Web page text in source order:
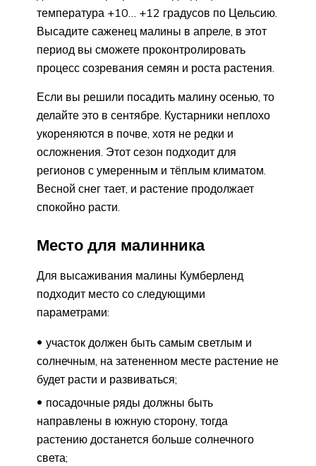
температура +10… +12 градусов по Цельсию.
Высадите саженец малины в апреле, в этот
период вы сможете проконтролировать
процесс созревания семян и роста растения.
Если вы решили посадить малину осенью, то
делайте это в сентябре. Кустарники неплохо
укореняются в почве, хотя не редки и
осложнения. Этот сезон подходит для
регионов с умеренным и тёплым климатом.
Весной снег тает, и растение продолжает
спокойно расти.
Место для малинника
Для высаживания малины Кумберленд
подходит место со следующими
параметрами:
участок должен быть самым светлым и
солнечным, на затененном месте растение не
будет расти и развиваться;
посадочные ряды должны быть
направлены в южную сторону, тогда
растению достанется больше солнечного
света;